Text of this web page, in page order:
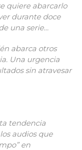
quiere abarcarlo
durante doce
una serie…
abarca otros
Una urgencia
sin atravesar
tendencia
audios que
en